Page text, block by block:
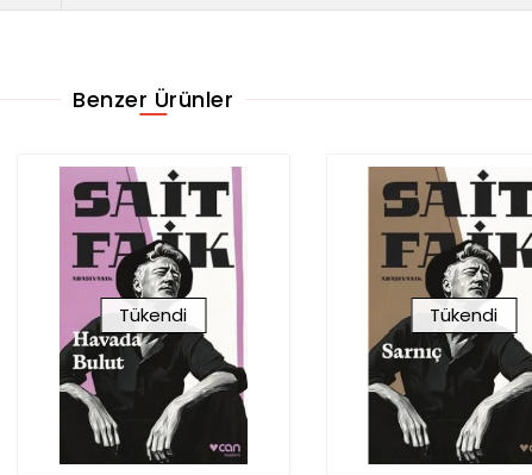
Benzer Ürünler
Tükendi Tükendi